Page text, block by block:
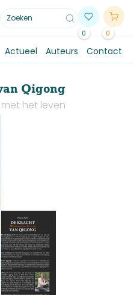
0 0
Actueel Auteurs Contact
Qigong
het leven